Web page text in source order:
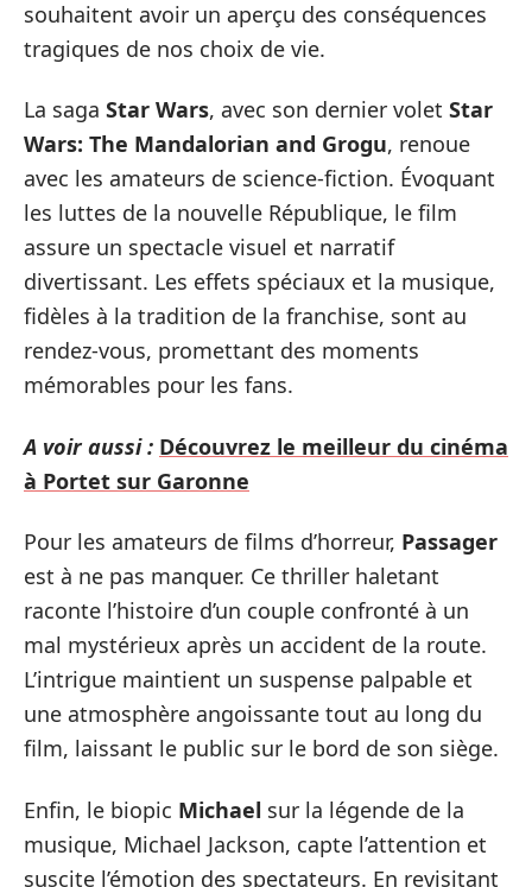
souhaitent avoir un aperçu des conséquences
tragiques de nos choix de vie.
La saga Star Wars, avec son dernier volet Star
Wars: The Mandalorian and Grogu, renoue
avec les amateurs de science-fiction. Évoquant
les luttes de la nouvelle République, le film
assure un spectacle visuel et narratif
divertissant. Les effets spéciaux et la musique,
fidèles à la tradition de la franchise, sont au
rendez-vous, promettant des moments
mémorables pour les fans.
A voir aussi : Découvrez le meilleur du cinéma
à Portet sur Garonne
Pour les amateurs de films d’horreur, Passager
est à ne pas manquer. Ce thriller haletant
raconte l’histoire d’un couple confronté à un
mal mystérieux après un accident de la route.
L’intrigue maintient un suspense palpable et
une atmosphère angoissante tout au long du
film, laissant le public sur le bord de son siège.
Enfin, le biopic Michael sur la légende de la
musique, Michael Jackson, capte l’attention et
suscite l’émotion des spectateurs. En revisitant